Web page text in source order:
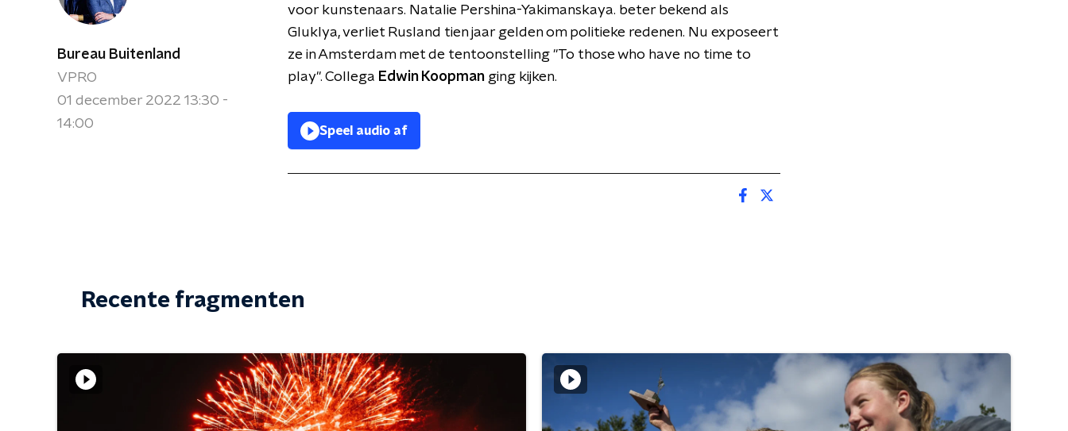
Bureau Buitenland
VPRO
01 december 2022 13:30 -
14:00
voor kunstenaars. Natalie Pershina-Yakimanskaya. beter bekend als
Gluklya, verliet Rusland tien jaar gelden om politieke redenen. Nu exposeert
ze in Amsterdam met de tentoonstelling "To those who have no time to
play". Collega Edwin Koopman ging kijken.
Speel audio af
Recente fragmenten